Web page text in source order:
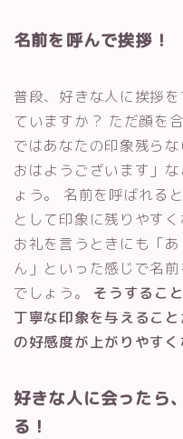
名前を呼んで挨拶！
普段、好きな人に挨拶
ていますか？ ただ顔を
ではあなたの印象残ら
おはようございます」
ょう。 名前を呼ばれる
として印象に残りやす
お礼を言うときにも「
ん」といった感じで名
でしょう。 そうするこ
丁寧な印象を与えるこ
の好感度が上がりやす
好きな人に会ったら
る！